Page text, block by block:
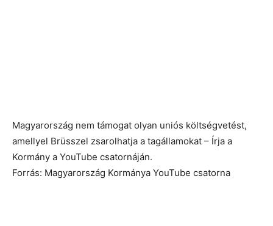
Magyarország nem támogat olyan uniós költségvetést,
amellyel Brüsszel zsarolhatja a tagállamokat – Írja a
Kormány a YouTube csatornáján.
Forrás: Magyarország Kormánya YouTube csatorna